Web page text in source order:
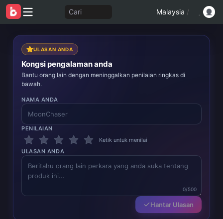
Cari Malaysia /
ULASAN ANDA
Kongsi pengalaman anda
Bantu orang lain dengan meninggalkan penilaian ringkas di
bawah.
NAMA ANDA
PENILAIAN
Ketik untuk menilai
ULASAN ANDA
0/500
Hantar Ulasan